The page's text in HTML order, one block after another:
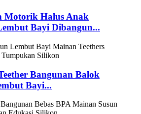
Motorik Halus Anak
Bayi Dibangun...
Bangunan Balok
Bayi...